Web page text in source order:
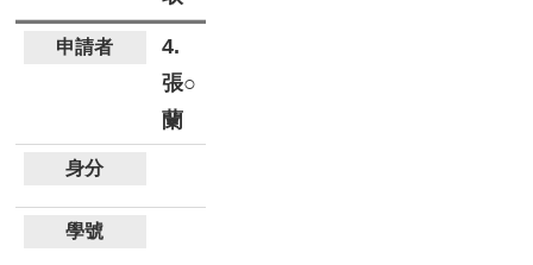
4.
張○
蘭